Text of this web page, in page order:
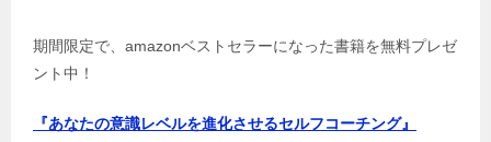
期間限定で、amazonベストセラーになった書籍を無料プレゼ
ント中！
『あなたの意識レベルを進化させるセルフコーチング』